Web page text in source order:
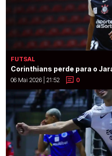
FUTSAL
Corinthians perde para o
06 Mai 2026 | 21:52 0